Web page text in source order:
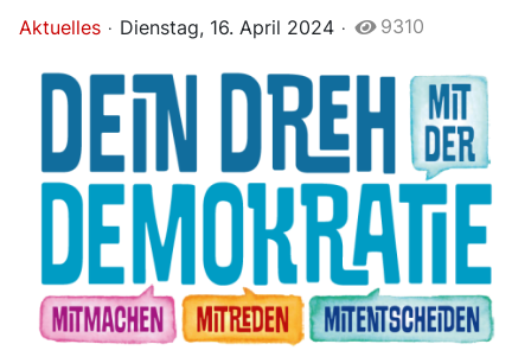
Aktuelles Dienstag, 16. April 2024 9310